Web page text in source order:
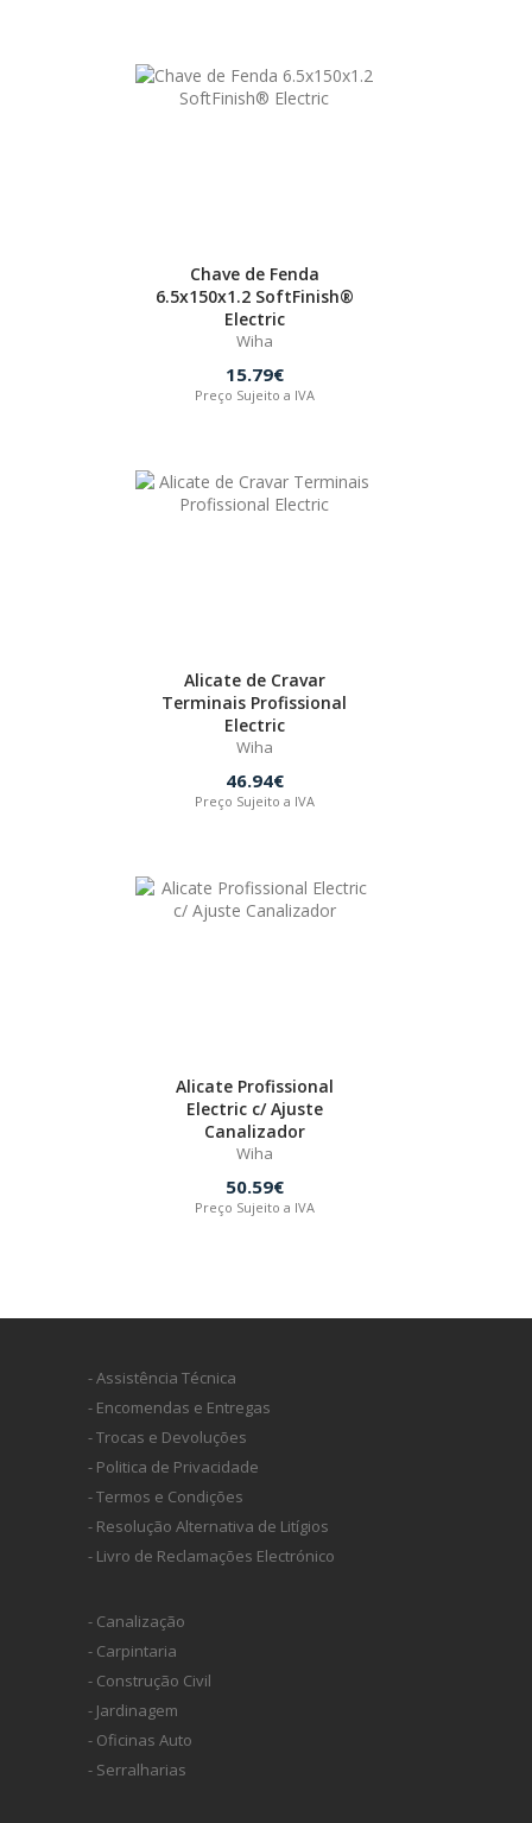
Chave de Fenda
6.5x150x1.2 SoftFinish®
Electric
Wiha
15.79€
Preço Sujeito a IVA
Alicate de Cravar
Terminais Profissional
Electric
Wiha
46.94€
Preço Sujeito a IVA
Alicate Profissional
Electric c/ Ajuste
Canalizador
Wiha
50.59€
Preço Sujeito a IVA
- Assistência Técnica
- Encomendas e Entregas
- Trocas e Devoluções
- Politica de Privacidade
- Termos e Condições
- Resolução Alternativa de Litígios
- Livro de Reclamações Electrónico
- Canalização
- Carpintaria
- Construção Civil
- Jardinagem
- Oficinas Auto
- Serralharias